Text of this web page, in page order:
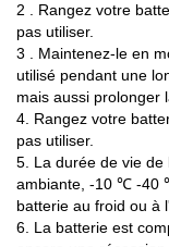
2 . Rangez votre
pas utiliser.
3 . Maintenez-le en
utilisé pendant une
mais aussi prolonger
4. Rangez votre
pas utiliser.
5. La durée de vie
ambiante, -10 ℃ -40
batterie au froid ou à
6. La batterie est